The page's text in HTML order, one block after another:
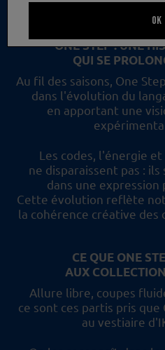
ONE STEP : UNE
QUI SE
Au fil des saisons, One
dans l'évolution du
en apportant une
Les codes, l'énergie
ne disparaissent pas : ils
dans une expression
Cette évolution reflète
la cohérence créative
CE QUE ONE
AUX
Allure libre, coupes
ce sont ces partis pris que
au vestiaire
OK